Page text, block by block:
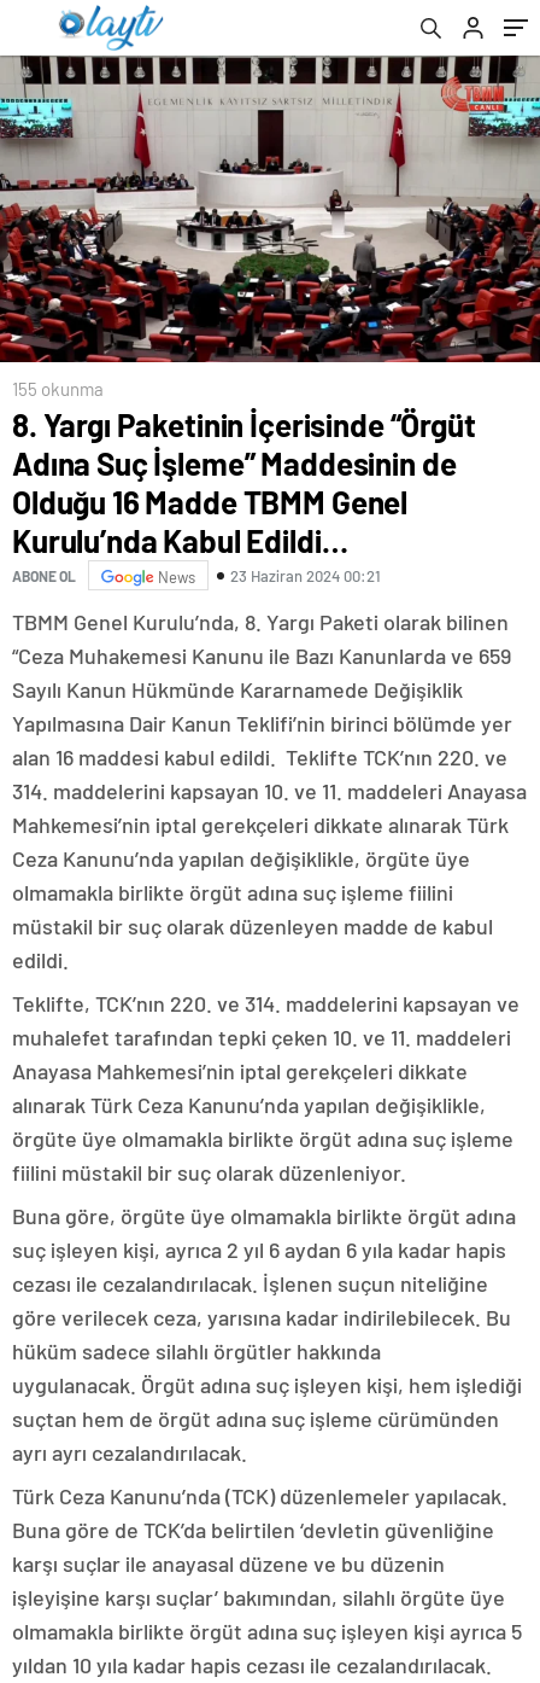
TBMM Genel Kurulu’nda Kabul Edildi…
155 okunma
8. Yargı Paketinin İçerisinde “Örgüt
Adına Suç İşleme” Maddesinin de
Olduğu 16 Madde TBMM Genel
Kurulu’nda Kabul Edildi…
ABONE OL News 23 Haziran 2024 00:21
TBMM Genel Kurulu’nda, 8. Yargı Paketi olarak bilinen
“Ceza Muhakemesi Kanunu ile Bazı Kanunlarda ve 659
Sayılı Kanun Hükmünde Kararnamede Değişiklik
Yapılmasına Dair Kanun Teklifi’nin birinci bölümde yer
alan 16 maddesi kabul edildi. Teklifte TCK’nın 220. ve
314. maddelerini kapsayan 10. ve 11. maddeleri Anayasa
Mahkemesi’nin iptal gerekçeleri dikkate alınarak Türk
Ceza Kanunu’nda yapılan değişiklikle, örgüte üye
olmamakla birlikte örgüt adına suç işleme fiilini
müstakil bir suç olarak düzenleyen madde de kabul
edildi.
Teklifte, TCK’nın 220. ve 314. maddelerini kapsayan ve
muhalefet tarafından tepki çeken 10. ve 11. maddeleri
Anayasa Mahkemesi’nin iptal gerekçeleri dikkate
alınarak Türk Ceza Kanunu’nda yapılan değişiklikle,
örgüte üye olmamakla birlikte örgüt adına suç işleme
fiilini müstakil bir suç olarak düzenleniyor.
Buna göre, örgüte üye olmamakla birlikte örgüt adına
suç işleyen kişi, ayrıca 2 yıl 6 aydan 6 yıla kadar hapis
cezası ile cezalandırılacak. İşlenen suçun niteliğine
göre verilecek ceza, yarısına kadar indirilebilecek. Bu
hüküm sadece silahlı örgütler hakkında
uygulanacak. Örgüt adına suç işleyen kişi, hem işlediği
suçtan hem de örgüt adına suç işleme cürümünden
ayrı ayrı cezalandırılacak.
Türk Ceza Kanunu’nda (TCK) düzenlemeler yapılacak.
Buna göre de TCK’da belirtilen ‘devletin güvenliğine
karşı suçlar ile anayasal düzene ve bu düzenin
işleyişine karşı suçlar’ bakımından, silahlı örgüte üye
olmamakla birlikte örgüt adına suç işleyen kişi ayrıca 5
yıldan 10 yıla kadar hapis cezası ile cezalandırılacak.